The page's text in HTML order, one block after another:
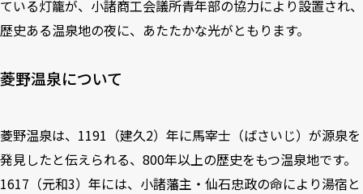
ている灯籠が、小諸商工会議所青年部の協力により設置され、
歴史ある温泉地の夜に、あたたかな光がともります。
菱野温泉について
菱野温泉は、1191（建久2）年に馬宰士（ばさいじ）が源泉を
発見したと伝えられる、800年以上の歴史をもつ温泉地です。
1617（元和3）年には、小諸藩主・仙石忠政の命により湯宿と